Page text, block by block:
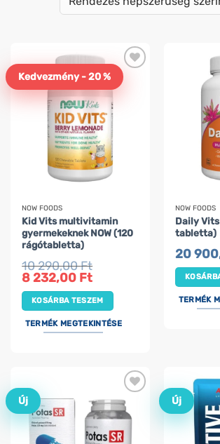
Kedvezmény - 20 %
NOW FOODS
Kid Vits multivitamin
gyermekeknek NOW (120
rágótabletta)
10 290,00Ft
Original
price
was:
10
290,00 Ft.
8 232,00 FtCurrent
price
is:
8
232,00 Ft.
KOSÁRBA TESZEM
TERMÉK MEGTEKINTÉSE
NOW FOODS
Daily Vits
tabletta)
20
TERMÉK
Új Új